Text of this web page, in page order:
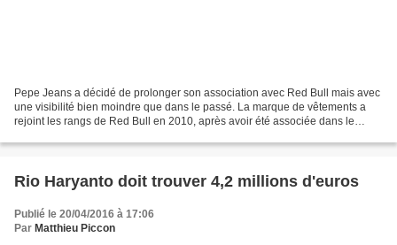
Pepe Jeans a décidé de prolonger son association avec Red Bull mais avec
une visibilité bien moindre que dans le passé. La marque de vêtements a
rejoint les rangs de Red Bull en 2010, après avoir été associée dans le
Rio Haryanto doit trouver 4,2 millions d'euros
Publié le 20/04/2016 à 17:06
Par Matthieu Piccon